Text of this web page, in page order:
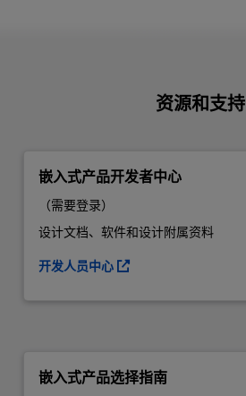
资源和支持
嵌入式产品开发者中心
（需要登录）
设计文档、软件和设计附属资料
开发人员中心
嵌入式产品选择指南